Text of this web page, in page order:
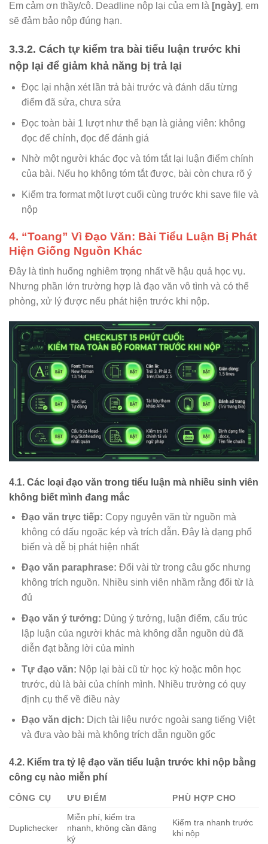
Em cảm ơn thầy/cô. Deadline nộp lại của em là [ngày], em
sẽ đảm bảo nộp đúng hạn.
3.3.2. Cách tự kiểm tra bài tiểu luận trước khi
nộp lại để giảm khả năng bị trả lại
Đọc lại nhận xét lần trả bài trước và đánh dấu từng
điểm đã sửa, chưa sửa
Đọc toàn bài 1 lượt như thể bạn là giảng viên: không
đọc để chỉnh, đọc để đánh giá
Nhờ một người khác đọc và tóm tắt lại luận điểm chính
của bài. Nếu họ không tóm tắt được, bài còn chưa rõ ý
Kiểm tra format một lượt cuối cùng trước khi save file và
nộp
4. “Toang” Vì Đạo Văn: Bài Tiểu Luận Bị Phát
Hiện Giống Nguồn Khác
Đây là tình huống nghiêm trọng nhất về hậu quả học vụ.
Nhưng phần lớn trường hợp là đạo văn vô tình và có thể
phòng, xử lý được nếu phát hiện trước khi nộp.
4.1. Các loại đạo văn trong tiểu luận mà nhiều sinh viên
không biết mình đang mắc
Đạo văn trực tiếp: Copy nguyên văn từ nguồn mà
không có dấu ngoặc kép và trích dẫn. Đây là dạng phổ
biến và dễ bị phát hiện nhất
Đạo văn paraphrase: Đổi vài từ trong câu gốc nhưng
không trích nguồn. Nhiều sinh viên nhầm rằng đổi từ là
đủ
Đạo văn ý tưởng: Dùng ý tưởng, luận điểm, cấu trúc
lập luận của người khác mà không dẫn nguồn dù đã
diễn đạt bằng lời của mình
Tự đạo văn: Nộp lại bài cũ từ học kỳ hoặc môn học
trước, dù là bài của chính mình. Nhiều trường có quy
định cụ thể về điều này
Đạo văn dịch: Dịch tài liệu nước ngoài sang tiếng Việt
và đưa vào bài mà không trích dẫn nguồn gốc
4.2. Kiểm tra tỷ lệ đạo văn tiểu luận trước khi nộp bằng
công cụ nào miễn phí
CÔNG CỤ ƯU ĐIỂM PHÙ HỢP CHO
Duplichecker
Miễn phí, kiểm tra
nhanh, không cần đăng
ký
Kiểm tra nhanh trước
khi nộp